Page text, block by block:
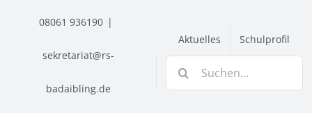
08061 936190 |
sekretariat@rs-
badaibling.de
Aktuelles
Schulprofil
nach: